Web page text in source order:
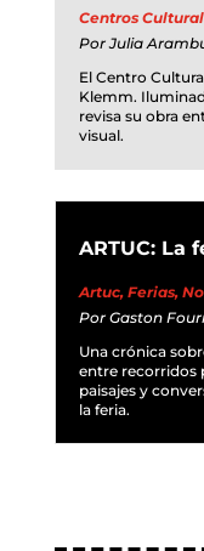
Centros
PorJulia
El Centro
Klemm.
revisa su obra
visual.
ARTUC: La
Artuc, Ferias,
Por Gaston
Una crónica
entre recorridos
paisajes y
la feria.